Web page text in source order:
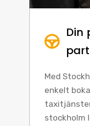
Din
Med
enkelt
stockholm